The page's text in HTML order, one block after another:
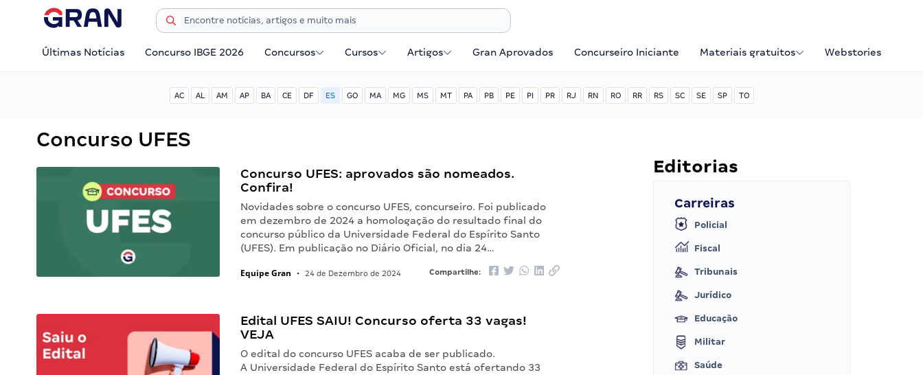
Últimas Notícias Concurso IBGE 2026 Concursos Cursos Artigos Gran Aprovados Concurseiro Iniciante Materiais gratuitos Webstories
AC AL AM AP BA CE DF ES GO MA MG MS MT PA PB PE PI PR RJ RN RO RR RS SC SE SP TO
Concurso UFES
Concurso UFES: aprovados são nomeados.
Confira!
Novidades sobre o concurso UFES, concurseiro. Foi publicado
em dezembro de 2024 a homologação do resultado final do
concurso público da Universidade Federal do Espírito Santo
(UFES). Em publicação no Diário Oficial, no dia 24…
Equipe Gran • 24 de Dezembro de 2024 Compartilhe:
Edital UFES SAIU! Concurso oferta 33 vagas!
VEJA
O edital do concurso UFES acaba de ser publicado.
A Universidade Federal do Espírito Santo está ofertando 33
Editorias
Carreiras
Policial
Fiscal
Tribunais
Jurídico
Educação
Militar
Saúde